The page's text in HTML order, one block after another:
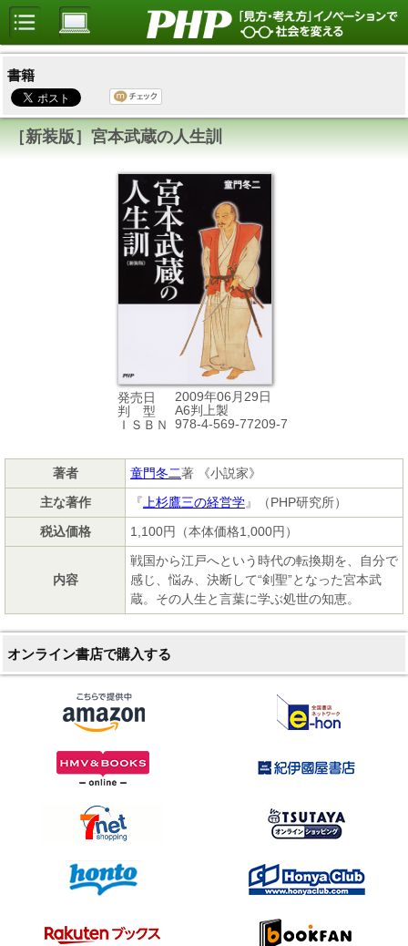
書籍
［新装版］宮本武蔵の人生訓
発売日
2009年06月29日
判 型
A6判上製
ＩＳＢＮ
978-4-569-77209-7
著者 童門冬二著 《小説家》
主な著作
『上杉鷹三の経営学』（PHP研究所）
税込価格
1,100円（本体価格1,000円）
内容
戦国から江戸へという時代の転換期を、自分で
感じ、悩み、決断して“剣聖”となった宮本武
蔵。その人生と言葉に学ぶ処世の知恵。
オンライン書店で購入する